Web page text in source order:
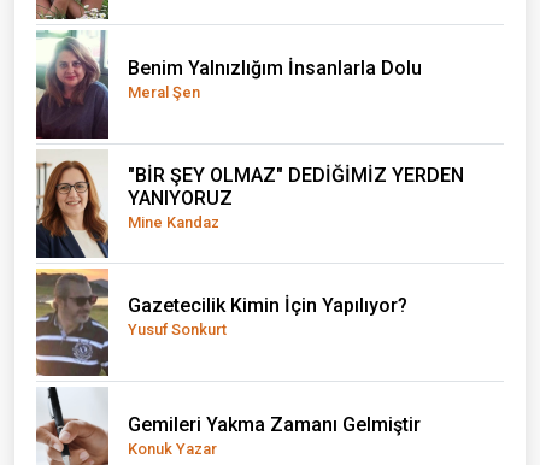
Benim Yalnızlığım İnsanlarla Dolu
Meral Şen
"BİR ŞEY OLMAZ" DEDİĞİMİZ YERDEN
YANIYORUZ
Mine Kandaz
Gazetecilik Kimin İçin Yapılıyor?
Yusuf Sonkurt
Gemileri Yakma Zamanı Gelmiştir
Konuk Yazar